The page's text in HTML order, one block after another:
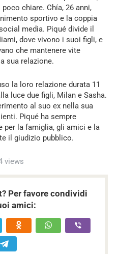
chiare. Chía, 26 anni,
sportivo e la coppia
media. Piqué divide il
dove vivono i suoi figli, e
che mantenere vite
sua relazione.
la loro relazione durata 11
luce due figli, Milan e Sasha.
al suo ex nella sua
Piqué ha sempre
la famiglia, gli amici e la
il giudizio pubblico.
views
Per favore condividi
amici: